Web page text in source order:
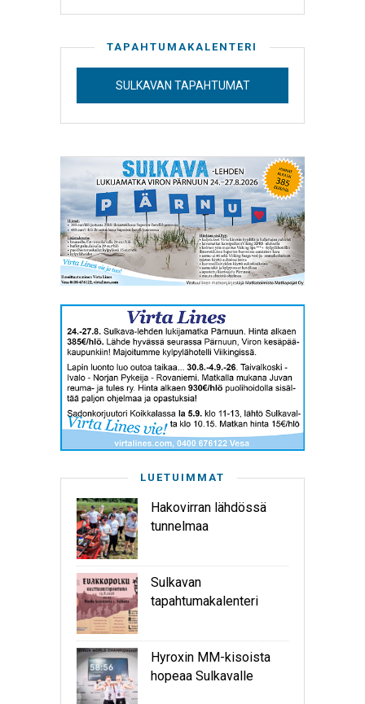
TAPAHTUMAKALENTERI
SULKAVAN TAPAHTUMAT
LUETUIMMAT
Hakovirran lähdössä
tunnelmaa
Sulkavan
tapahtumakalenteri
Hyroxin MM-kisoista
hopeaa Sulkavalle